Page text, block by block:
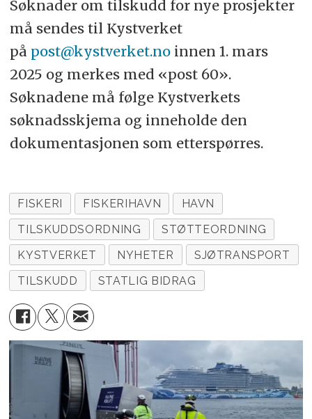
Søknader om tilskudd for nye prosjekter
må sendes til Kystverket
på post@kystverket.noinnen 1. mars
2025 og merkes med «post 60».
Søknadene må følge Kystverkets
søknadsskjema og inneholde den
dokumentasjonen som etterspørres.
FISKERI FISKERIHAVN
HAVN
TILSKUDDSORDNING
STØTTEORDNING
KYSTVERKET
NYHETER
SJØTRANSPORT
TILSKUDD
STATLIG BIDRAG